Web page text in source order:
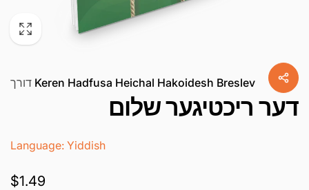
דורך Keren Hadfusa Heichal Hakoidesh Breslev
דער ריכטיגער שלום
Language: Yiddish
געהעריגע
$1.49